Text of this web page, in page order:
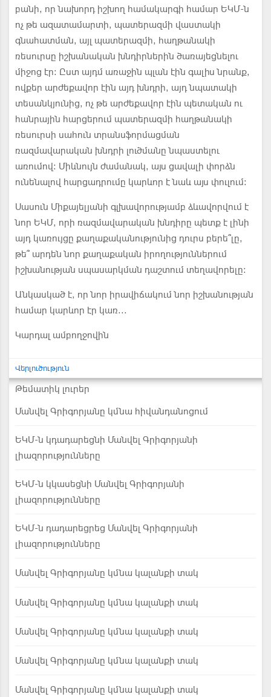
բանի, որ նախորդ իշխող համակարգի համար ԵԿՄ-ն
ոչ թե ազատամարտի, պատերազմի վաստակի
գնահատման, այլ պատերազմի, հաղթանակի
ռեսուրսը իշխանական խնդիրներին ծառայեցնելու
միջոց էր: Ըստ այդմ առաջին պլան էին գալիս նրանք,
ովքեր արժեքավոր էին այդ խնդրի, այդ նպատակի
տեսանկյունից, ոչ թե արժեքավոր էին պետական ու
հանրային հարցերում պատերազմի հաղթանակի
ռեսուրսի սահուն տրանսֆորմացման
ռազմավարական խնդրի լուծմանը նպաստելու
առումով: Միևնույն ժամանակ, այս ցավալի փորձն
ունենալով հարցադրումը կարևոր է նաև այս փուլում:
Սասուն Միքայելյանի գլխավորությամբ ձևավորվում է
նոր ԵԿՄ, որի ռազմավարական խնդիրը պետք է լինի
այդ կառույցը քաղաքականությունից դուրս բերե՞լը,
թե՞ արդեն նոր քաղաքական իրողություններում
իշխանության սպասարկման դաշտում տեղավորելը:
Անկասկած է, որ նոր իրավիճակում նոր իշխանության
համար կարևոր էր կառ...
Կարդալ ամբողջովին
Վերլուծություն
Թեմատիկ լուրեր
Մանվել Գրիգորյանը կմնա հիվանդանոցում
ԵԿՄ-ն կդադարեցնի Մանվել Գրիգորյանի
լիազորությունները
ԵԿՄ-ն կկասեցնի Մանվել Գրիգորյանի
լիազորությունները
ԵԿՄ-ն դադարեցրեց Մանվել Գրիգորյանի
լիազորությունները
Մանվել Գրիգորյանը կմնա կալանքի տակ
Մանվել Գրիգորյանը կմնա կալանքի տակ
Մանվել Գրիգորյանը կմնա կալանքի տակ
Մանվել Գրիգորյանը կմնա կալանքի տակ
Մանվել Գրիգորյանը կմնա կալանքի տակ